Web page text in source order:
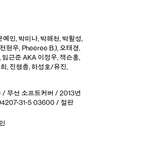
예인, 박미나, 박해천, 박활성,
현우, Pheeree B.), 오태경,
임근준 AKA 이정우, 잭슨홍,
, 진챙총, 하성호/유진,
무선 소프트커버 / 2013년
31-5 03600 / 절판